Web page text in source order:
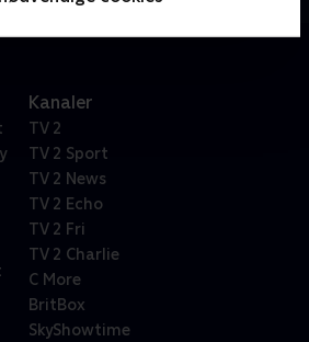
Kanaler
TV 2
TV 2 Sport
TV 2 News
TV 2 Echo
TV 2 Fri
TV 2 Charlie
C More
BritBox
SkyShowtime